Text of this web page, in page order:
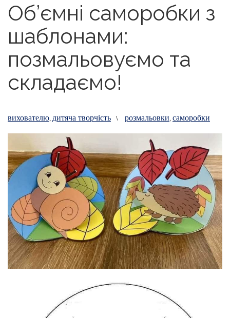
Об’ємні саморобки з
шаблонами:
позмальовуємо та
складаємо!
вихователю, дитяча творчість \ розмальовки,саморобки